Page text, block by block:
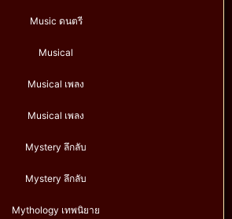
Music ดนตรี
Musical
Musical เพลง
Musical เพลง
Mystery ลึกลับ
Mystery ลึกลับ
Mythology เทพนิยาย